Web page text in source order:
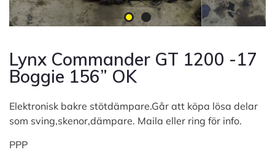
Lynx Commander GT 1200 -17
Boggie 156” OK
Elektronisk bakre stötdämpare.Går att köpa lösa delar
som sving,skenor,dämpare. Maila eller ring för info.
PPP